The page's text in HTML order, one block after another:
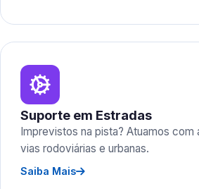
Suporte em Estradas
Imprevistos na pista? Atuamos com
vias rodoviárias e urbanas.
Saiba Mais